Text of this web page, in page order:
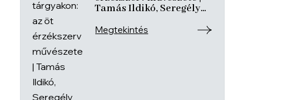
Tamás Ildikó, Seregély
Megtekintés